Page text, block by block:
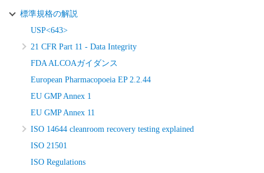
標準規格の解説
USP<643>
21 CFR Part 11 - Data Integrity
FDA ALCOAガイダンス
European Pharmacopoeia EP 2.2.44
EU GMP Annex 1
EU GMP Annex 11
ISO 14644 cleanroom recovery testing explained
ISO 21501
ISO Regulations